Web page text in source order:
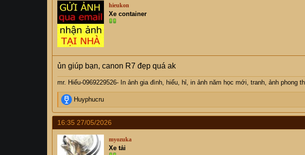
hieukon
Xe container
ủn giúp bạn, canon R7 đẹp quá ak
mr. Hiếu-0969229526- In ảnh gia đình, hiếu, hỉ, in ảnh năm học mới, tranh, ảnh phong
R
e
a
c
t
i
o
Huyphucru
16:35 27/05/2026
myozuka
Xe tải